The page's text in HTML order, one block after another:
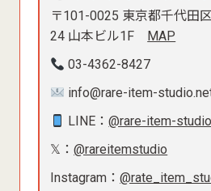
〒101-0025 東京都千代田
24 山本ビル1F
MAP
03-4362-8427
info@rare-item-
LINE：@rare-item-studio
𝕏：@rareitemstudio
Instagram：